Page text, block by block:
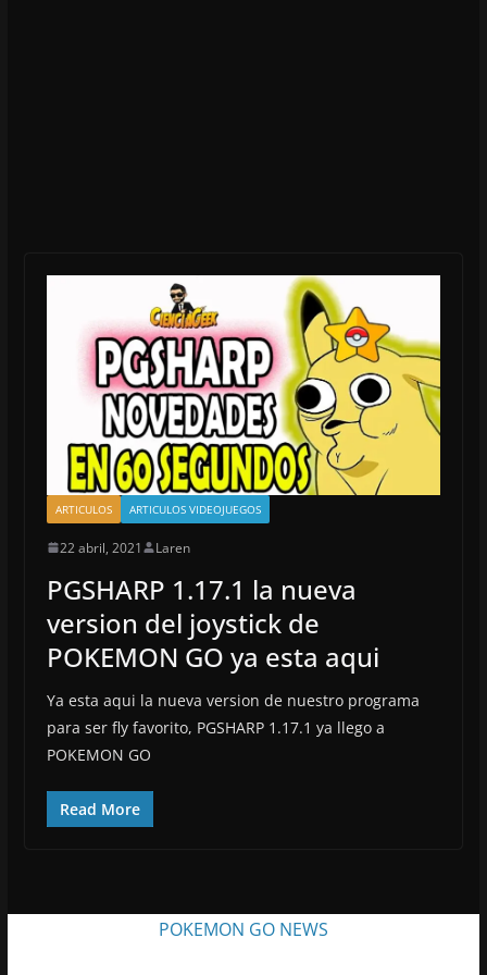
ARTICULOS ARTICULOS VIDEOJUEGOS
22 abril, 2021 Laren
PGSHARP 1.17.1 la nueva
version del joystick de
POKEMON GO ya esta aqui
Ya esta aqui la nueva version de nuestro programa
para ser fly favorito, PGSHARP 1.17.1 ya llego a
POKEMON GO
Read More
POKEMON GO NEWS